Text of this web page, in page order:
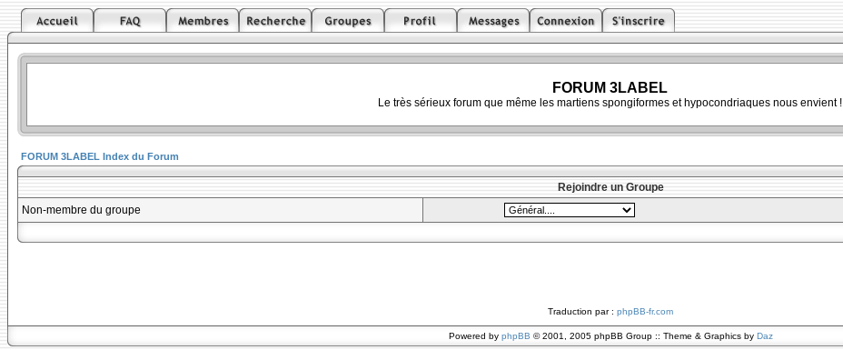
FORUM 3LABEL
Le très sérieux forum que même les martiens spongiformes et hypocondriaques nous envient !
FORUM 3LABEL Index du Forum
Rejoindre un Groupe
Non-membre du groupe
Traduction par : phpBB-fr.com
Powered by phpBB © 2001, 2005 phpBB Group :: Theme & Graphics by Daz